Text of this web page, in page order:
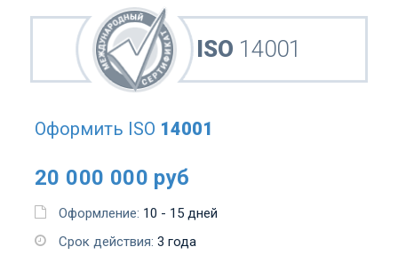
ISO 14001
Оформить ISO 14001
20 000 000 руб
Оформление: 10 - 15 дней
Срок действия: 3 года